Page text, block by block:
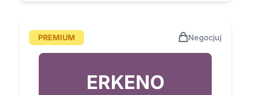
PREMIUM Negocjuj
ERKENO